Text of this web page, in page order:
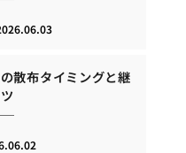
散布タイミングと継